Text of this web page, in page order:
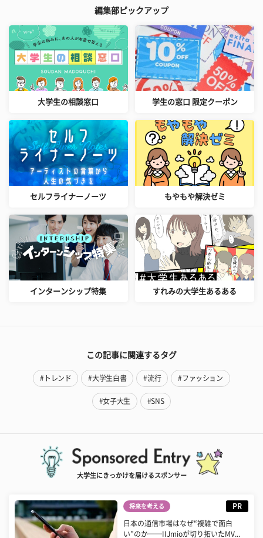
編集部ピックアップ
大学生の相談窓口 学生の窓口 限定クーポン
セルフライナーノーツ もやもや解決ゼミ
インターンシップ特集 すれみの大学生あるある
この記事に関連するタグ
#トレンド #大学生白書 #流行 #ファッション
#女子大生 #SNS
大学生にきっかけを届けるスポンサー
将来を考える PR
日本の通信市場はなぜ“複雑で面白
い”のか──IIJmioが切り拓いたMV...